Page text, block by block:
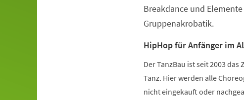
Breakdance und
Gruppenakrobatik.
HipHop für Anfänger im
Der TanzBau ist seit 2003
Tanz. Hier werden alle
nicht eingekauft oder